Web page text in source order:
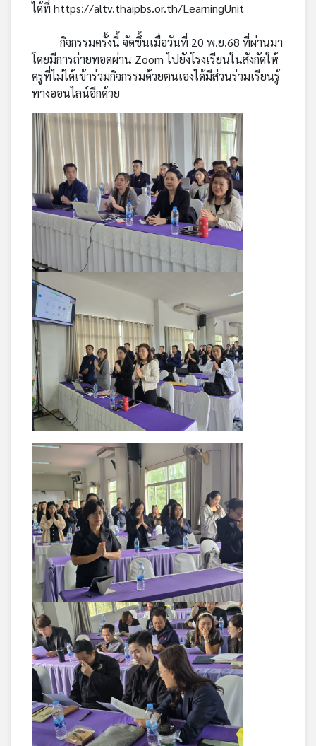
ได้ที่ https://altv.thaipbs.or.th/LearningUnit
กิจกรรมครั้งนี้ จัดขึ้นเมื่อวันที่ 20 พ.ย.68 ที่ผ่านมา
โดยมีการถ่ายทอดผ่าน Zoom ไปยังโรงเรียนในสังกัดให้
ครูที่ไม่ได้เข้าร่วมกิจกรรมด้วยตนเองได้มีส่วนร่วมเรียนรู้
ทางออนไลน์อีกด้วย